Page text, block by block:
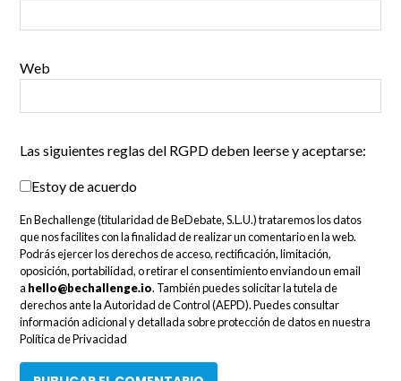
Web
Las siguientes reglas del RGPD deben leerse y aceptarse:
Estoy de acuerdo
En Bechallenge (titularidad de BeDebate, S.L.U.) trataremos los datos
que nos facilites con la finalidad de realizar un comentario en la web.
Podrás ejercer los derechos de acceso, rectificación, limitación,
oposición, portabilidad, o retirar el consentimiento enviando un email
a hello@bechallenge.io. También puedes solicitar la tutela de
derechos ante la Autoridad de Control (AEPD). Puedes consultar
información adicional y detallada sobre protección de datos en nuestra
Política de Privacidad